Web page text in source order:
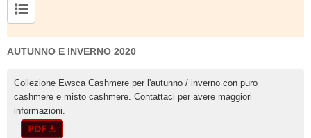
AUTUNNO E INVERNO 2020
Collezione Ewsca Cashmere per l'autunno / inverno con puro
cashmere e misto cashmere. Contattaci per avere maggiori
informazioni.